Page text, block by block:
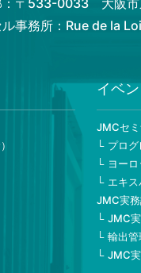
：〒533-0033 大阪市
ル事務所：Rue de la
イベ
JMCセ
プロ
ヨー
エキ
JMC実
JMC
輸出
JMC